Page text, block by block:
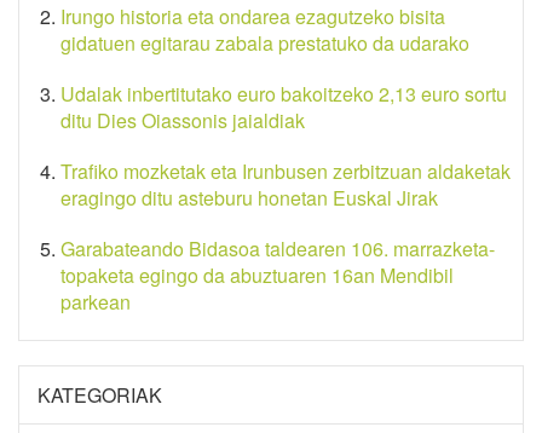
Irungo historia eta ondarea ezagutzeko bisita
gidatuen egitarau zabala prestatuko da udarako
Udalak inbertitutako euro bakoitzeko 2,13 euro sortu
ditu Dies Oiassonis jaialdiak
Trafiko mozketak eta Irunbusen zerbitzuan aldaketak
eragingo ditu asteburu honetan Euskal Jirak
Garabateando Bidasoa taldearen 106. marrazketa-
topaketa egingo da abuztuaren 16an Mendibil
parkean
KATEGORIAK